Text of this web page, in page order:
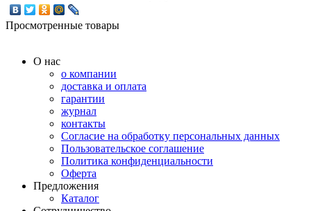
Просмотренные товары
О нас
о компании
доставка и оплата
гарантии
журнал
контакты
Согласие на обработку персональных данных
Пользовательское соглашение
Политика конфиденциальности
Оферта
Предложения
Каталог